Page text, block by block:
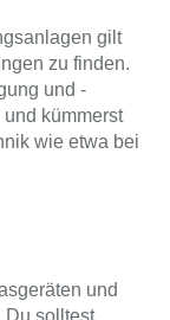
gilt
zu finden.
und -
kümmerst
wie etwa bei
und